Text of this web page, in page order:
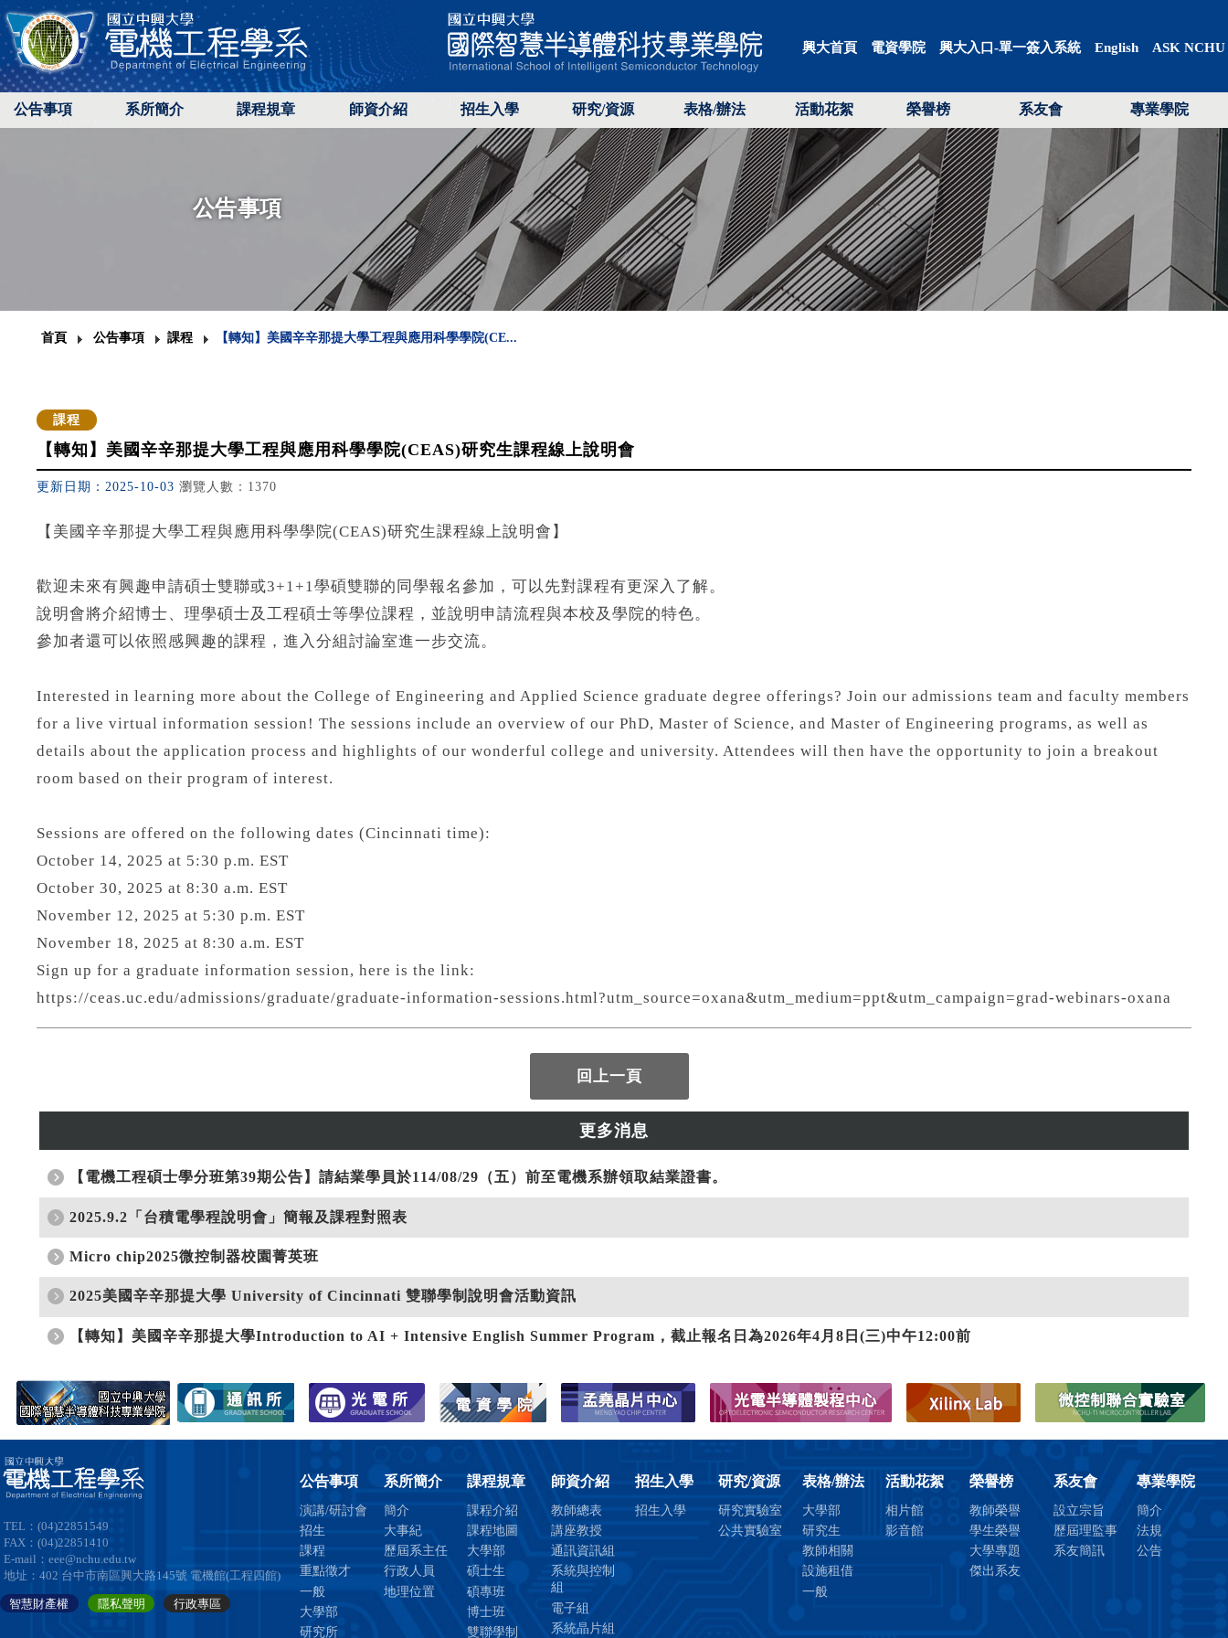
興大首頁 電資學院 興大入口-單一簽入系統 English ASK NCHU
公告事項 系所簡介 課程規章 師資介紹 招生入學 研究/資源 表格/辦法 活動花絮 榮譽榜 系友會 專業學院
公告事項
TEL：(04)22851549
FAX：(04)22851410
E-mail：eee@nchu.edu.tw
地址：402 台中市南區興大路145號 電機館(工程四館)
智慧財產權 隱私聲明 行政專區
公告事項
演講/研討會
招生
課程
重點徵才
一般
大學部
研究所
系所簡介
簡介
大事紀
歷屆系主任
行政人員
地理位置
課程規章
課程介紹
課程地圖
大學部
碩士生
碩專班
博士班
雙聯學制
師資介紹
教師總表
講座教授
通訊資訊組
系統與控制
組
電子組
系統晶片組
招生入學
招生入學
研究/資源
研究實驗室
公共實驗室
表格/辦法
大學部
研究生
教師相關
設施租借
一般
活動花絮
相片館
影音館
榮譽榜
教師榮譽
學生榮譽
大學專題
傑出系友
系友會
設立宗旨
歷屆理監事
系友簡訊
專業學院
簡介
法規
公告